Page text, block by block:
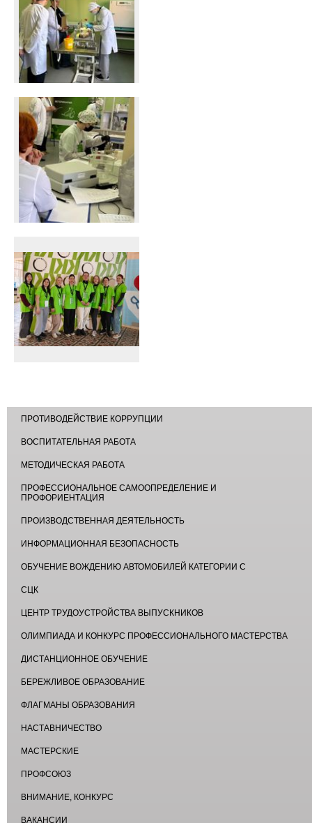
ПРОТИВОДЕЙСТВИЕ КОРРУПЦИИ
ВОСПИТАТЕЛЬНАЯ РАБОТА
МЕТОДИЧЕСКАЯ РАБОТА
ПРОФЕССИОНАЛЬНОЕ САМООПРЕДЕЛЕНИЕ И
ПРОФОРИЕНТАЦИЯ
ПРОИЗВОДСТВЕННАЯ ДЕЯТЕЛЬНОСТЬ
ИНФОРМАЦИОННАЯ БЕЗОПАСНОСТЬ
ОБУЧЕНИЕ ВОЖДЕНИЮ АВТОМОБИЛЕЙ КАТЕГОРИИ С
СЦК
ЦЕНТР ТРУДОУСТРОЙСТВА ВЫПУСКНИКОВ
ОЛИМПИАДА И КОНКУРС ПРОФЕССИОНАЛЬНОГО МАСТЕРСТВА
ДИСТАНЦИОННОЕ ОБУЧЕНИЕ
БЕРЕЖЛИВОЕ ОБРАЗОВАНИЕ
ФЛАГМАНЫ ОБРАЗОВАНИЯ
НАСТАВНИЧЕСТВО
МАСТЕРСКИЕ
ПРОФСОЮЗ
ВНИМАНИЕ, КОНКУРС
ВАКАНСИИ